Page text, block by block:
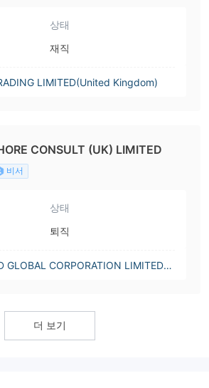
상태
재직
LIMITED(United Kingdom)
CONSULT (UK) LIMITED
비서
상태
퇴직
GLOBAL CORPORATION LIMITED(U
더 보기